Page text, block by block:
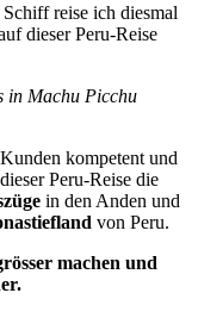
reise ich diesmal
dieser Peru-Reise
in Machu Picchu
kompetent und
Peru-Reise die
in den Anden und
von Peru.
machen und